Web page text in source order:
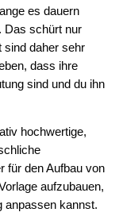
es dauern
Das schürt nur
sind daher sehr
dass ihre
sind und du ihn
hochwertige,
für den Aufbau von
aufzubauen,
anpassen kannst.